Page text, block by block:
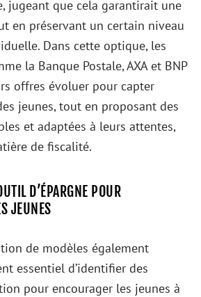
jugeant que cela garantirait une
en préservant un certain niveau
Dans cette optique, les
la Banque Postale, AXA et BNP
offres évoluer pour capter
jeunes, tout en proposant des
et adaptées à leurs attentes,
de fiscalité.
D’ÉPARGNE POUR
JEUNES
de modèles également
essentiel d’identifier des
pour encourager les jeunes à